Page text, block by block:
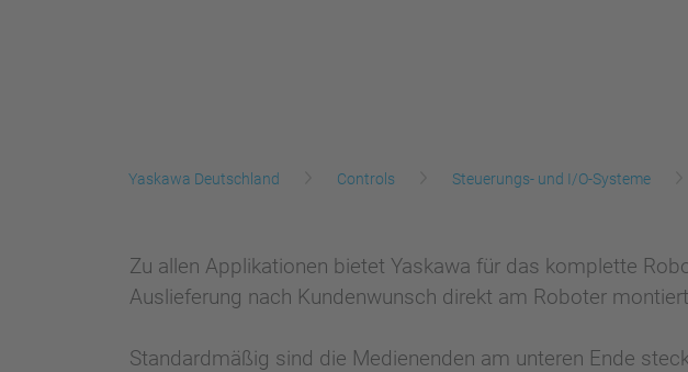
Yaskawa Deutschland Controls Steuerungs- und I/O-Systeme
Zu allen Applikationen bietet Yaskawa für das komplette
Auslieferung nach Kundenwunsch direkt am Roboter
Standardmäßig sind die Medienenden am unteren Ende